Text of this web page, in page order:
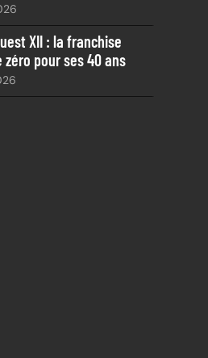
XII : la franchise
zéro pour ses 40 ans